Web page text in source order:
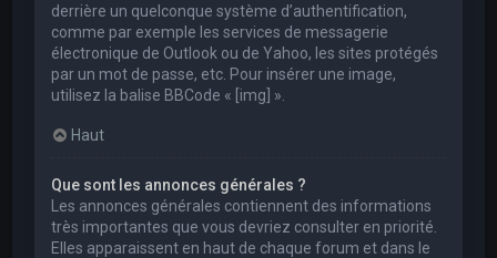
derrière un quelconque système d’authentification,
comme par exemple les services de messagerie
électronique de Outlook ou de Yahoo, les sites protégés
par un mot de passe, etc. Pour insérer une image,
utilisez la balise BBCode « [img] ».
Haut
Que sont les annonces générales ?
Les annonces générales contiennent des informations
très importantes que vous devriez consulter en priorité.
Elles apparaissent en haut de chaque forum et dans le